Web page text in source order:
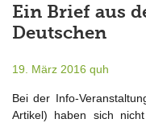
Ein Brief aus
Deutschen
19. März 2016 quh
Bei der Info-
Artikel) haben sich